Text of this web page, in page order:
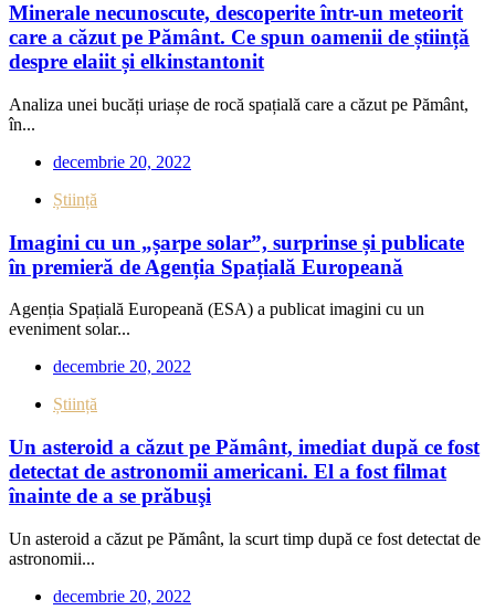
Minerale necunoscute, descoperite într-un meteorit
care a căzut pe Pământ. Ce spun oamenii de știință
despre elaiit și elkinstantonit
Analiza unei bucăți uriașe de rocă spațială care a căzut pe Pământ,
în...
decembrie 20, 2022
Știință
Imagini cu un „șarpe solar”, surprinse și publicate
în premieră de Agenția Spațială Europeană
Agenția Spațială Europeană (ESA) a publicat imagini cu un
eveniment solar...
decembrie 20, 2022
Știință
Un asteroid a căzut pe Pământ, imediat după ce fost
detectat de astronomii americani. El a fost filmat
înainte de a se prăbuşi
Un asteroid a căzut pe Pământ, la scurt timp după ce fost detectat de
astronomii...
decembrie 20, 2022